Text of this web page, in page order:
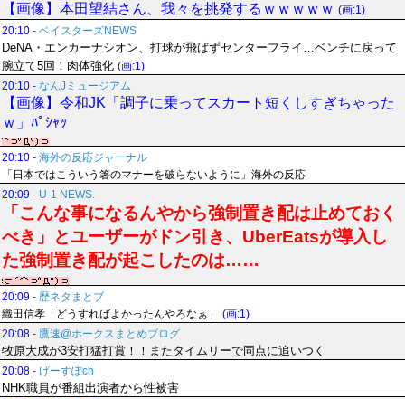
【画像】本田望結さん、我々を挑発するｗｗｗｗｗ (画:1)
20:10 - ベイスターズNEWS
DeNA・エンカーナシオン、打球が飛ばずセンターフライ…ベンチに戻って
腕立て5回！肉体強化 (画:1)
20:10 - なんJミュージアム
【画像】令和JK「調子に乗ってスカート短くしすぎちゃった
ｗ」ﾊﾟｼｬｯ
20:10 - 海外の反応ジャーナル
「日本ではこういう箸のマナーを破らないように」海外の反応
20:09 - U-1 NEWS.
「こんな事になるんやから強制置き配は止めておく
べき」とユーザーがドン引き、UberEatsが導入し
た強制置き配が起こしたのは……
20:09 - 歴ネタまとブ
織田信孝「どうすればよかったんやろなぁ」
(画:1)
20:08 - 鷹速@ホークスまとめブログ
牧原大成が3安打猛打賞！！またタイムリーで同点に追いつく
20:08 - げーすぽch
NHK職員が番組出演者から性被害